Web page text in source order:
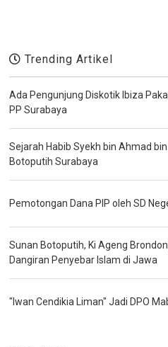
Trending Artikel
Ada Pengunjung Diskotik Ibiza
PP Surabaya
Sejarah Habib Syekh bin Ahmad
Botoputih Surabaya
Pemotongan Dana PIP oleh SD
Sunan Botoputih, Ki Ageng
Dangiran Penyebar Islam di Jawa
"Iwan Cendikia Liman" Jadi DPO